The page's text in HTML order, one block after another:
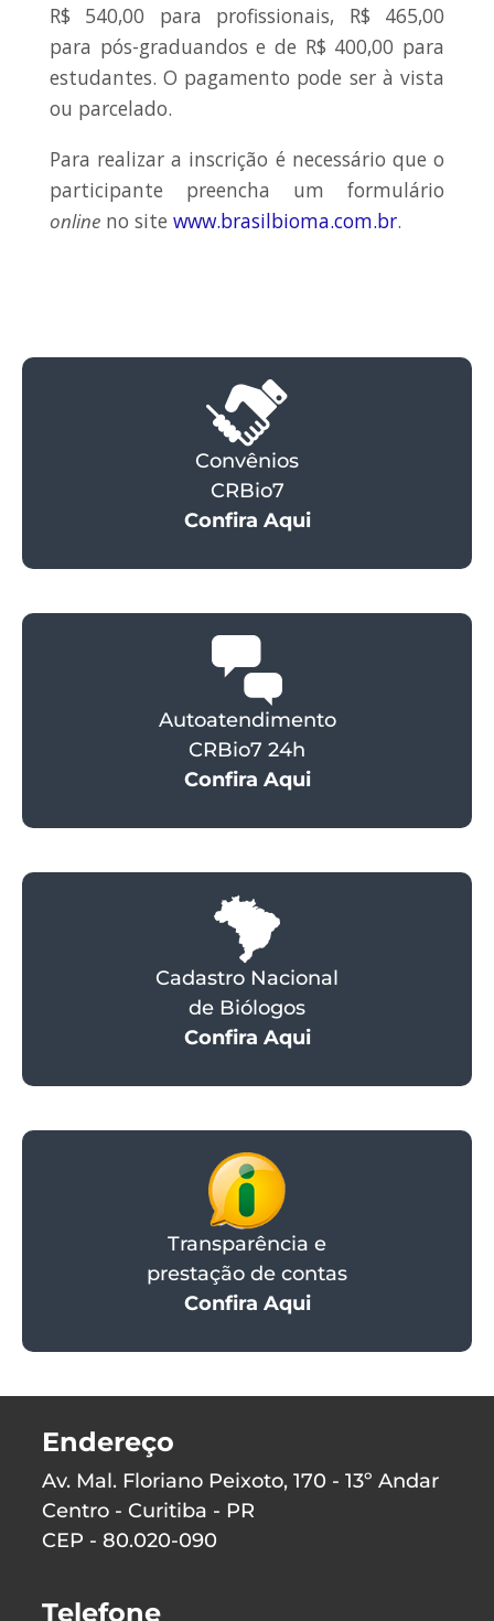
R$ 540,00 para profissionais, R$ 465,00
para pós-graduandos e de R$ 400,00 para
estudantes. O pagamento pode ser à vista
ou parcelado.
Para realizar a inscrição é necessário que o
participante preencha um formulário
onlineno site www.brasilbioma.com.br.
Convênios
CRBio7
Confira Aqui
Autoatendimento
CRBio7 24h
Confira Aqui
Cadastro Nacional
de Biólogos
Confira Aqui
Transparência e
prestação de contas
Confira Aqui
Endereço
Av. Mal. Floriano Peixoto, 170 - 13º Andar
Centro - Curitiba - PR
CEP - 80.020-090
Telefone